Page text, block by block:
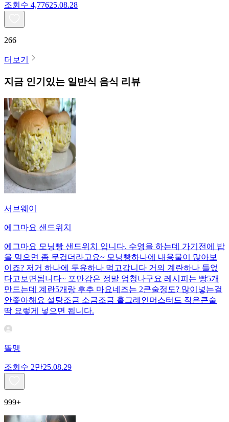
조회수 4,77625.08.28
266
더보기
지금 인기있는 일반식 음식 리뷰
서브웨이
에그마요 샌드위치
에그마요 모닝빵 샌드위치 입니다. 수영을 하는데 가기전에 밥
을 먹으면 좀 무겁더라고요~ 모닝빵하나에 내용물이 많아보
이죠? 저거 하나에 두유하나 먹고갑니다 거의 계란하나 들었
다고보면됩니다~ 포만감은 정말 엄청나구요 레시피는 빵5개
만드는데 계란5개랑 후추 마요네즈는 2큰술정도? 많이넣는걸
안좋아해요 설탕조금 소금조금 홀그레인머스터드 작은큰술
딱 요렇게 넣으면 됩니다.
똘맹
조회수 2만25.08.29
999+